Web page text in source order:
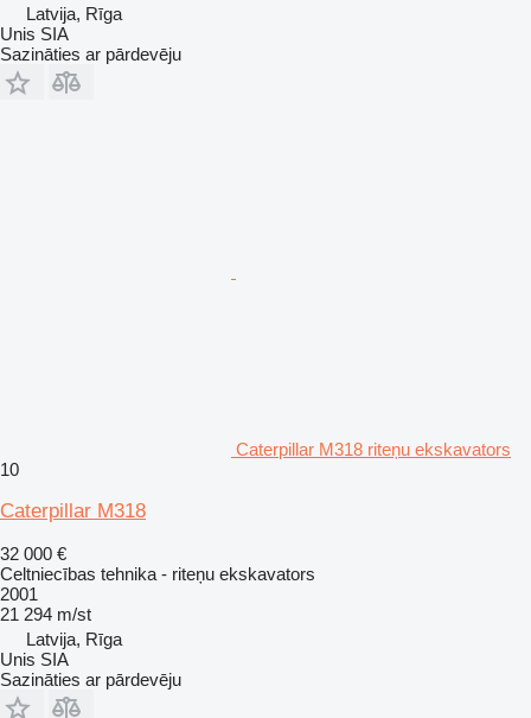
Latvija, Rīga
Unis SIA
Sazināties ar pārdevēju
Caterpillar M318 riteņu ekskavators
10
Caterpillar M318
32 000 €
Celtniecības tehnika - riteņu ekskavators
2001
21 294 m/st
Latvija, Rīga
Unis SIA
Sazināties ar pārdevēju